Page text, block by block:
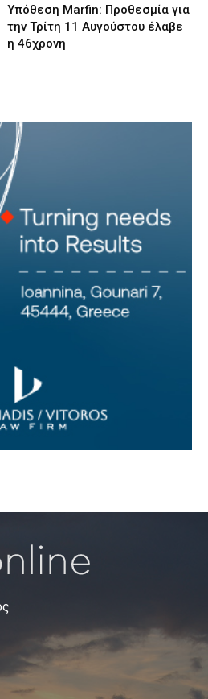
Υπόθεση Marfin: Προθεσμία για
την Τρίτη 11 Αυγούστου έλαβε
η 46χρονη